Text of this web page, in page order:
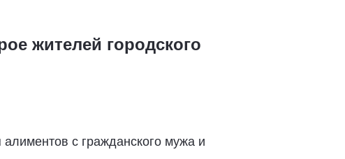
жителей городского
с гражданского мужа и